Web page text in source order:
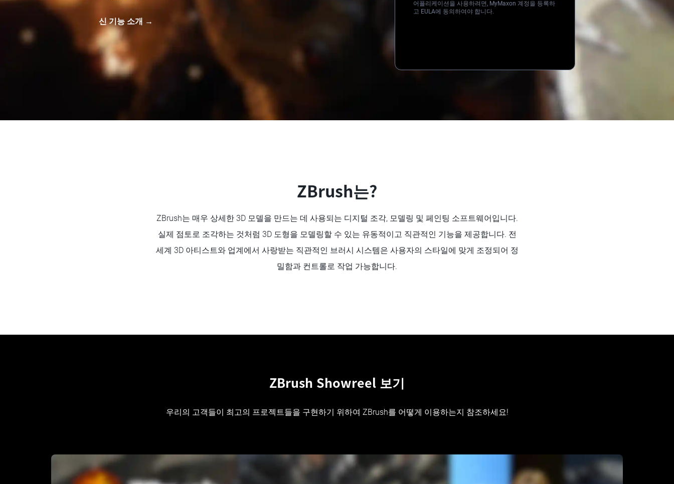
신 기능 소개 →
어플리케이션을 사용하려면, MyMaxon 계정을 등록하
고 EULA에 동의하여야 합니다.
ZBrush는?
ZBrush는 매우 상세한 3D 모델을 만드는 데 사용되는 디지털 조각, 모델링 및 페인팅 소프트웨어입니다.
실제 점토로 조각하는 것처럼 3D 도형을 모델링할 수 있는 유동적이고 직관적인 기능을 제공합니다. 전
세계 3D 아티스트와 업계에서 사랑받는 직관적인 브러시 시스템은 사용자의 스타일에 맞게 조정되어 정
밀함과 컨트롤로 작업 가능합니다.
ZBrush Showreel 보기
우리의 고객들이 최고의 프로젝트들을 구현하기 위하여 ZBrush를 어떻게 이용하는지 참조하세요!